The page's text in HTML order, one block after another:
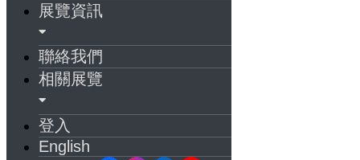
展覽資訊
聯絡我們
相關展覽
登入
English